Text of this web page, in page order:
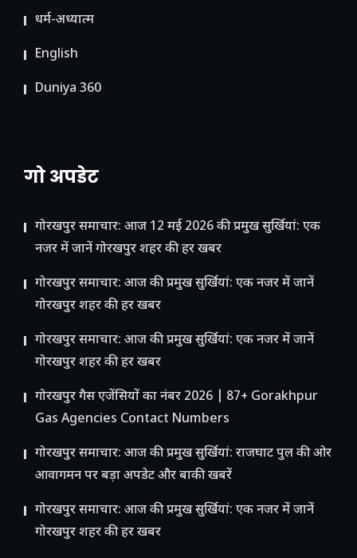
धर्म-अध्यात्म
English
Duniya 360
गो अपडेट
गोरखपुर समाचार: आज 12 मई 2026 की प्रमुख सुर्खियां: एक
नजर में जानें गोरखपुर शहर की हर खबर
गोरखपुर समाचार: आज की प्रमुख सुर्खियां: एक नजर में जानें
गोरखपुर शहर की हर खबर
गोरखपुर समाचार: आज की प्रमुख सुर्खियां: एक नजर में जानें
गोरखपुर शहर की हर खबर
गोरखपुर गैस एजेंसियों का नंबर 2026 | 87+ Gorakhpur
Gas Agencies Contact Numbers
गोरखपुर समाचार: आज की प्रमुख सुर्खियां: राजघाट पुल की ओर
आवागमन पर बड़ा अपडेट और बाकी खबरें
गोरखपुर समाचार: आज की प्रमुख सुर्खियां: एक नजर में जानें
गोरखपुर शहर की हर खबर